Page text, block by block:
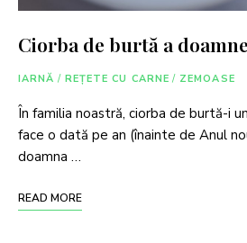
Ciorba de burtă a
IARNĂ / REȚETE CU CARNE / ZEMOASE
În familia noastră, ciorba de burtă-i
face o dată pe an (înainte de Anul
doamna …
READ MORE